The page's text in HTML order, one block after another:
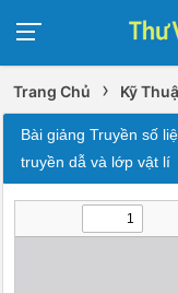
Trang Chủ › Kỹ
Bài giảng Truyền số
truyền dẫ và lớp vật lí